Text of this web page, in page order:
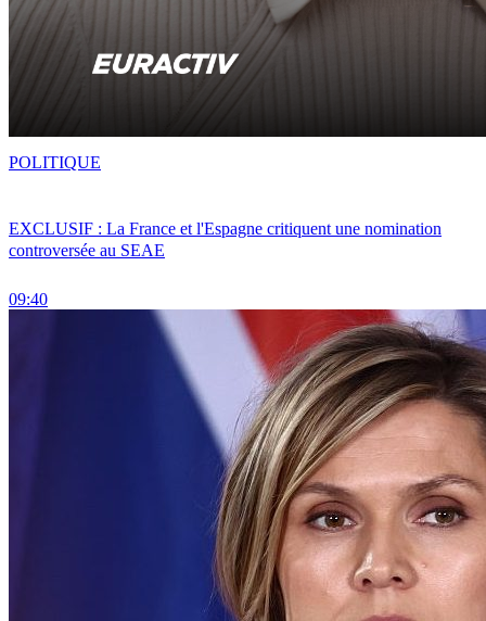
EXCLUSIF : La France et l'Espagne critiquent une nomination
controversée au SEAE
09:40
POLITIQUE